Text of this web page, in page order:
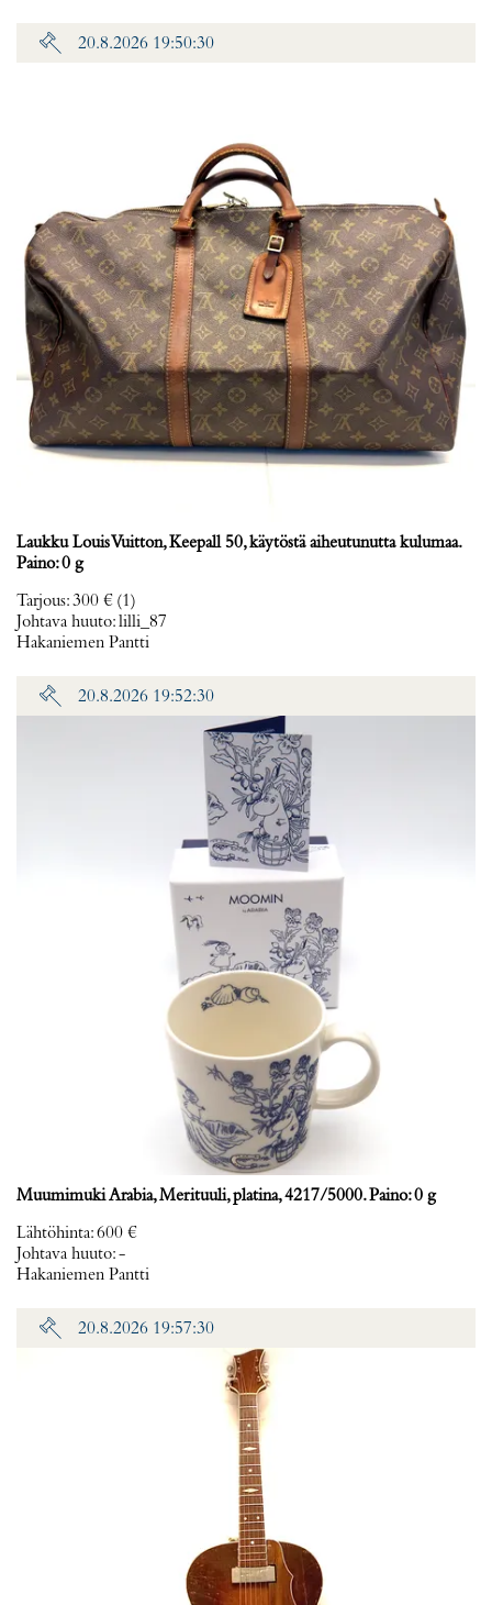
20.8.2026 19:50:30
Laukku Louis Vuitton, Keepall 50, käytöstä aiheutunutta kulumaa.
Paino: 0 g
Tarjous:300 € (1)
Johtava huuto:lilli_87
Hakaniemen Pantti
20.8.2026 19:52:30
Muumimuki Arabia, Merituuli, platina, 4217/5000. Paino: 0 g
Lähtöhinta:600 €
Johtava huuto:-
Hakaniemen Pantti
20.8.2026 19:57:30